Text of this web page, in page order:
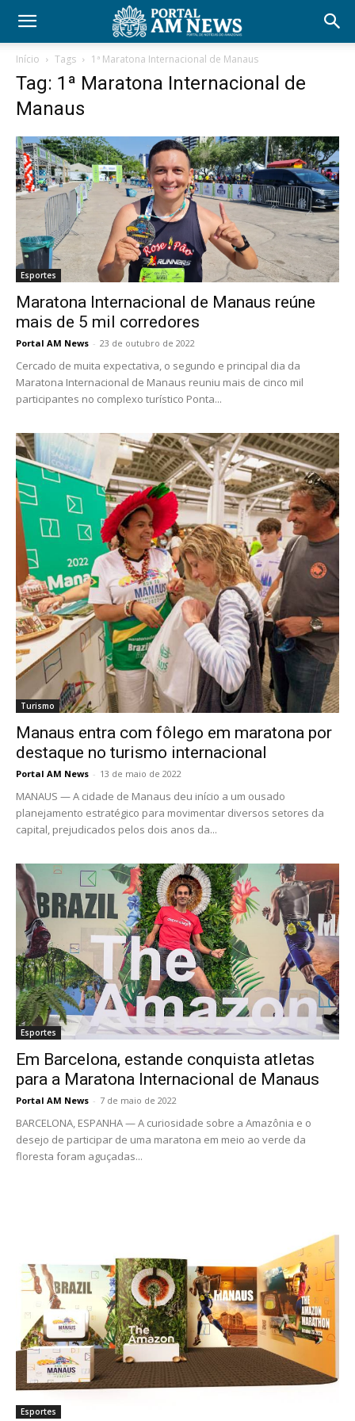
Início Tags 1ª Maratona Internacional de Manaus
Tag: 1ª Maratona Internacional de
Manaus
Esportes
Maratona Internacional de Manaus reúne
mais de 5 mil corredores
Portal AM News - 23 de outubro de 2022
Cercado de muita expectativa, o segundo e principal dia da
Maratona Internacional de Manaus reuniu mais de cinco mil
participantes no complexo turístico Ponta...
Turismo
Manaus entra com fôlego em maratona por
destaque no turismo internacional
Portal AM News - 13 de maio de 2022
MANAUS — A cidade de Manaus deu início a um ousado
planejamento estratégico para movimentar diversos setores da
capital, prejudicados pelos dois anos da...
Esportes
Em Barcelona, estande conquista atletas
para a Maratona Internacional de Manaus
Portal AM News - 7 de maio de 2022
BARCELONA, ESPANHA — A curiosidade sobre a Amazônia e o
desejo de participar de uma maratona em meio ao verde da
floresta foram aguçadas...
Esportes